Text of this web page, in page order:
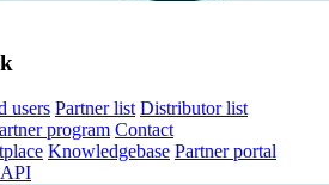
users Partner list Distributor list
program Contact
Knowledgebase Partner portal